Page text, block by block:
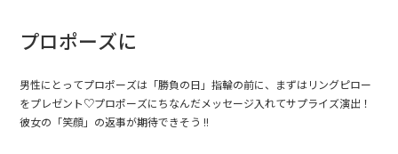
プロポーズに
男性にとってプロポーズは「勝負の日」指輪の前に、まずはリングピロー
をプレゼント♡プロポーズにちなんだメッセージ入れてサプライズ演出！
彼女の「笑顔」の返事が期待できそう !!